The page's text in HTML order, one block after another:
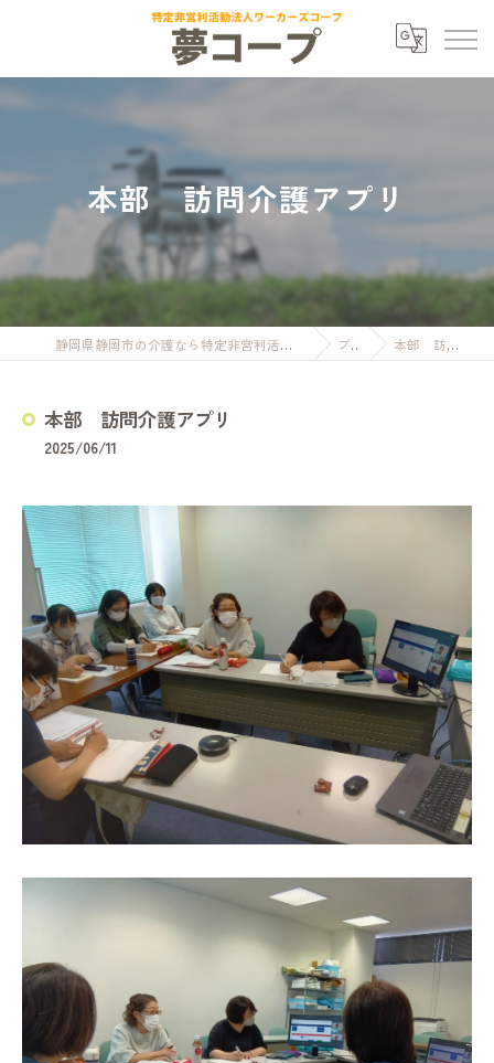
本部 訪問介護アプリ
静岡県静岡市の介護なら特定非営利活動法人ワーカーズコープ夢コープ ブログ 本部 訪問介護アプリ
本部 訪問介護アプリ
2025/06/11